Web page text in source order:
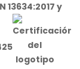
13634:2017 y